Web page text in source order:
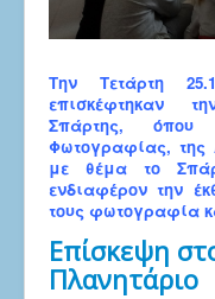
Την Τετάρτη
επισκέφτηκαν
Σπάρτης, όπου
Φωτογραφίας,
με θέμα το
ενδιαφέρον την
τους φωτογραφία
Επίσκεψη
Πλανητάριο